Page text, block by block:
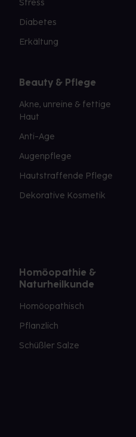
Stress
Diabetes
Erkältung
Beauty & Pflege
Akne, unreine & fettige
Haut
Anti-Age
Augenpflege
Hautstraffende Pflege
Dekorative Kosmetik
Homöopathie &
Naturheilkunde
Homöopathisch
Pflanzlich
Schüßler Salze